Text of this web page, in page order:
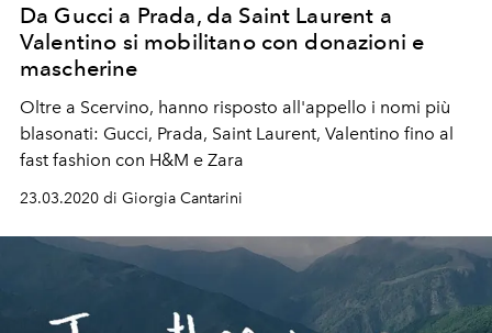
Da Gucci a Prada, da Saint Laurent a
Valentino si mobilitano con donazioni e
mascherine
Oltre a Scervino, hanno risposto all'appello i nomi più
blasonati: Gucci, Prada, Saint Laurent, Valentino fino al
fast fashion con H&M e Zara
23.03.2020 di Giorgia Cantarini